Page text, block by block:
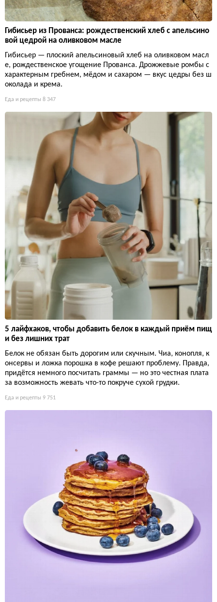
Гибисьер из Прованса: рождественский хлеб с апельсино
вой цедрой на оливковом масле
Гибисьер — плоский апельсиновый хлеб на оливковом масл
е, рождественское угощение Прованса. Дрожжевые ромбы с
характерным гребнем, мёдом и сахаром — вкус цедры без ш
околада и крема.
Еда и рецепты 8 347
5 лайфхаков, чтобы добавить белок в каждый приём пищ
и без лишних трат
Белок не обязан быть дорогим или скучным. Чиа, конопля, к
онсервы и ложка порошка в кофе решают проблему. Правда,
придётся немного посчитать граммы — но это честная плата
за возможность жевать что-то покруче сухой грудки.
Еда и рецепты 9 751